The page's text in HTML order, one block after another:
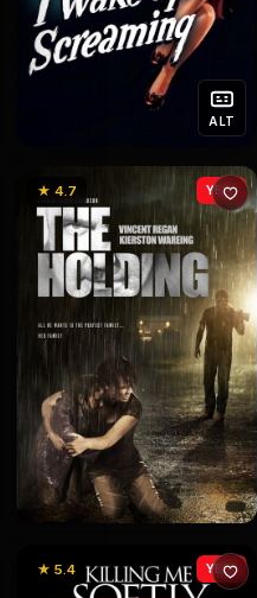
ALT
★ 4.7 YENİ
★ 5.4 YENİ